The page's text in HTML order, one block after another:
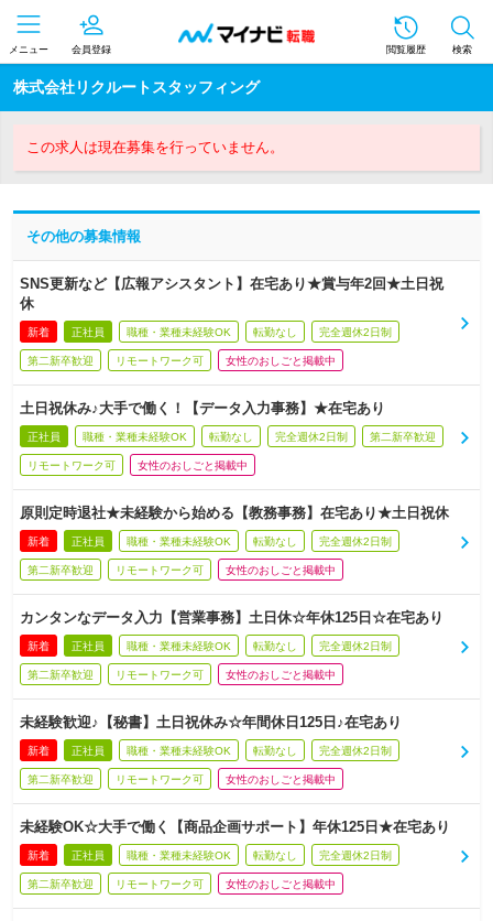
メニュー 会員登録 閲覧履歴 検索
株式会社リクルートスタッフィング
この求人は現在募集を行っていません。
その他の募集情報
SNS更新など【広報アシスタント】在宅あり★賞与年2回★土日祝
休
新着 正社員 職種・業種未経験OK 転勤なし 完全週休2日制
第二新卒歓迎 リモートワーク可 女性のおしごと掲載中
土日祝休み♪大手で働く！【データ入力事務】★在宅あり
正社員 職種・業種未経験OK 転勤なし 完全週休2日制 第二新卒歓迎
リモートワーク可 女性のおしごと掲載中
原則定時退社★未経験から始める【教務事務】在宅あり★土日祝休
新着 正社員 職種・業種未経験OK 転勤なし 完全週休2日制
第二新卒歓迎 リモートワーク可 女性のおしごと掲載中
カンタンなデータ入力【営業事務】土日休☆年休125日☆在宅あり
新着 正社員 職種・業種未経験OK 転勤なし 完全週休2日制
第二新卒歓迎 リモートワーク可 女性のおしごと掲載中
未経験歓迎♪【秘書】土日祝休み☆年間休日125日♪在宅あり
新着 正社員 職種・業種未経験OK 転勤なし 完全週休2日制
第二新卒歓迎 リモートワーク可 女性のおしごと掲載中
未経験OK☆大手で働く【商品企画サポート】年休125日★在宅あり
新着 正社員 職種・業種未経験OK 転勤なし 完全週休2日制
第二新卒歓迎 リモートワーク可 女性のおしごと掲載中